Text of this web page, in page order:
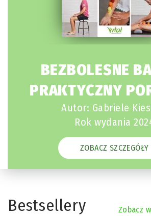
BEZBOLESNE
PRAKTYCZNY
Autor: Gabriele
Rok wydania
ZOBACZ SZCZEGÓŁY
Bestsellery Zobacz